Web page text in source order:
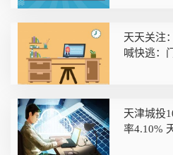
天天关注
喊快逃：
天津城投
率4.10%